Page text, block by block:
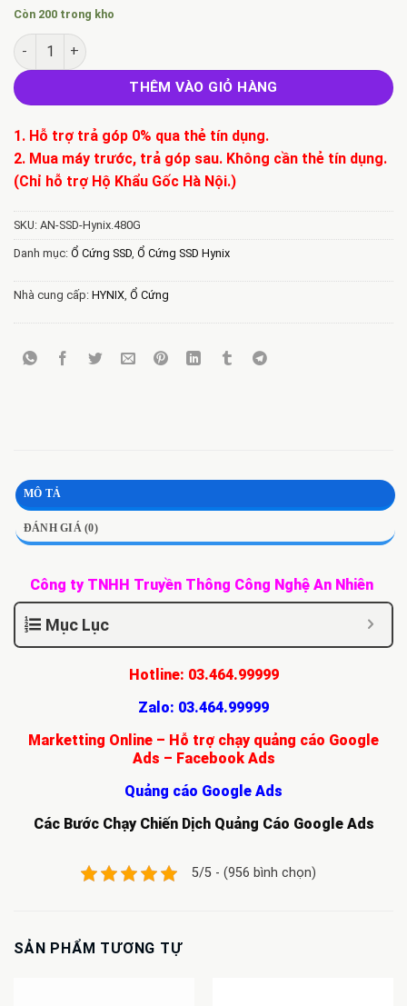
Còn 200 trong kho
Ổ cứng SSD 480GB SK Hynix SH921 2.5-Inch SATA III số lượng
THÊM VÀO GIỎ HÀNG
1. Hỗ trợ trả góp 0% qua thẻ tín dụng.
2. Mua máy trước, trả góp sau. Không cần thẻ tín dụng.
(Chỉ hỗ trợ Hộ Khẩu Gốc Hà Nội.)
SKU: AN-SSD-Hynix.480G
Danh mục: Ổ Cứng SSD, Ổ Cứng SSD Hynix
Nhà cung cấp: HYNIX, Ổ Cứng
MÔ TẢ
ĐÁNH GIÁ (0)
Công ty TNHH Truyền Thông Công Nghệ An Nhiên
Mục Lục
Hotline: 03.464.99999
Zalo: 03.464.99999
Marketting Online – Hỗ trợ chạy quảng cáo Google
Ads – Facebook Ads
Quảng cáo Google Ads
Các Bước Chạy Chiến Dịch Quảng Cáo Google Ads
5/5 - (956 bình chọn)
SẢN PHẨM TƯƠNG TỰ